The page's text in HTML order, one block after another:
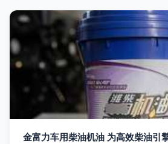
金富力车用柴油机油 为高效柴油引